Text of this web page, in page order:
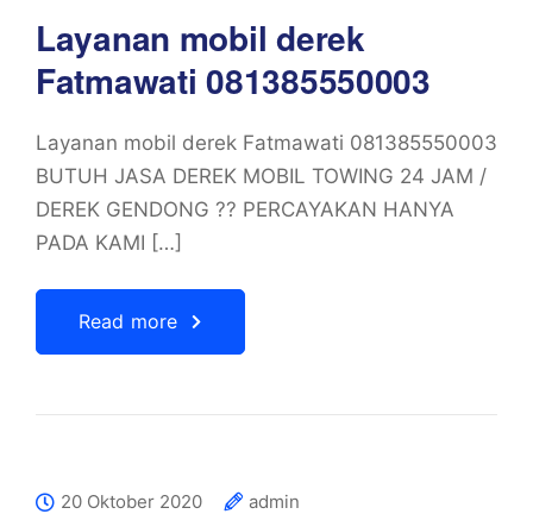
Layanan mobil derek
Fatmawati 081385550003
Layanan mobil derek Fatmawati 081385550003
BUTUH JASA DEREK MOBIL TOWING 24 JAM /
DEREK GENDONG ?? PERCAYAKAN HANYA
PADA KAMI […]
Read more
20 Oktober 2020
admin